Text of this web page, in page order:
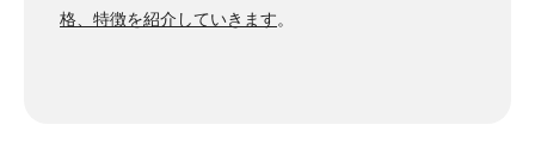
格、特徴を紹介していきます。